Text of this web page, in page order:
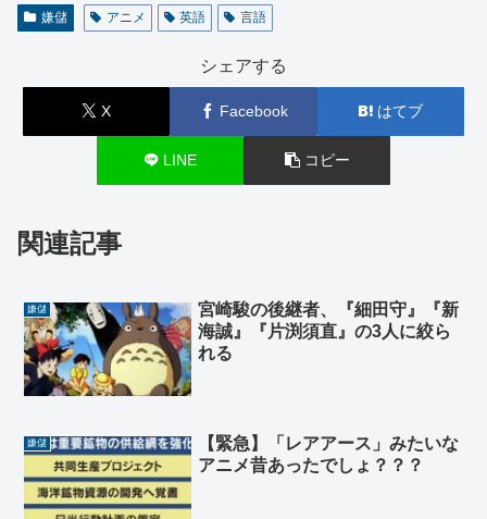
嫌儲 アニメ 英語 言語
シェアする
X Facebook はてブ
LINE コピー
関連記事
嫌儲
宮崎駿の後継者、『細田守』『新
海誠』『片渕須直』の3人に絞ら
れる
嫌儲
【緊急】「レアアース」みたいな
アニメ昔あったでしょ？？？